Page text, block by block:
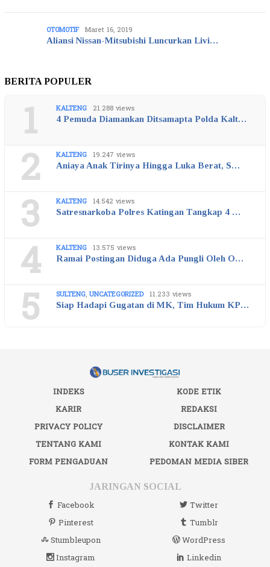
OTOMOTIF Maret 16, 2019
Aliansi Nissan-Mitsubishi Luncurkan Livi…
BERITA POPULER
1 KALTENG 21.288 views
4 Pemuda Diamankan Ditsamapta Polda Kalt…
2 KALTENG 19.247 views
Aniaya Anak Tirinya Hingga Luka Berat, S…
3 KALTENG 14.542 views
Satresnarkoba Polres Katingan Tangkap 4 …
4 KALTENG 13.575 views
Ramai Postingan Diduga Ada Pungli Oleh O…
5 SULTENG, UNCATEGORIZED 11.233 views
Siap Hadapi Gugatan di MK, Tim Hukum KP…
INDEKS
KODE ETIK
KARIR
REDAKSI
PRIVACY POLICY
DISCLAIMER
TENTANG KAMI
KONTAK KAMI
FORM PENGADUAN
PEDOMAN MEDIA SIBER
JARINGAN SOCIAL
Facebook
Twitter
Pinterest
Tumblr
Stumbleupon
WordPress
Instagram
Linkedin